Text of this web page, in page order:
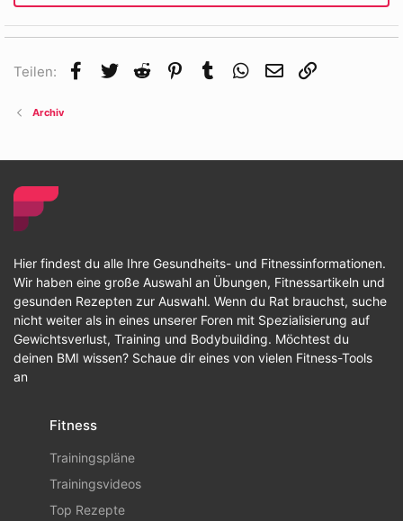
Teilen: Facebook
Twitter Reddit Pinterest
Tumblr WhatsApp
E-Mail
Archiv
Hier findest du alle Ihre Gesundheits- und Fitnessinformationen.
Wir haben eine große Auswahl an Übungen, Fitnessartikeln und
gesunden Rezepten zur Auswahl. Wenn du Rat brauchst, suche
nicht weiter als in eines unserer Foren mit Spezialisierung auf
Gewichtsverlust, Training und Bodybuilding. Möchtest du
deinen BMI wissen? Schaue dir eines von vielen Fitness-Tools
an
Fitness
Trainingspläne
Trainingsvideos
Top Rezepte